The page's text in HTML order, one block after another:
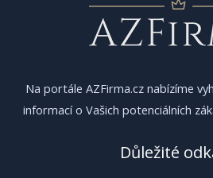
Na portále AZFirma.cz nabízíme
informací o Vašich potenciálních
Důležité